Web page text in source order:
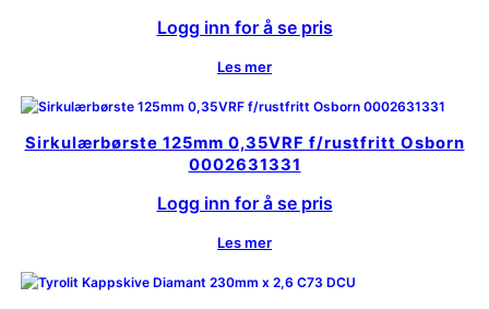
Logg inn for å se pris
Les mer
Sirkulærbørste 125mm 0,35VRF f/rustfritt Osborn
0002631331
Logg inn for å se pris
Les mer